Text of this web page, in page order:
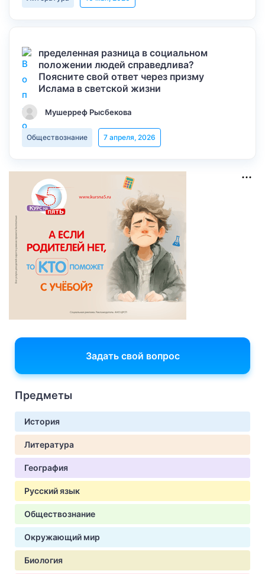
пределенная разница в социальном
положении людей справедлива?
Поясните свой ответ через призму
Ислама в светской жизни
Мушерреф Рысбекова
Обществознание 7 апреля, 2026
Задать свой вопрос
Предметы
История
Литература
География
Русский язык
Обществознание
Окружающий мир
Биология